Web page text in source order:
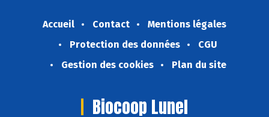
Accueil Contact
Mentions légales
Protection des données
CGU
Gestion des cookies
Plan du site
Biocoop Lunel